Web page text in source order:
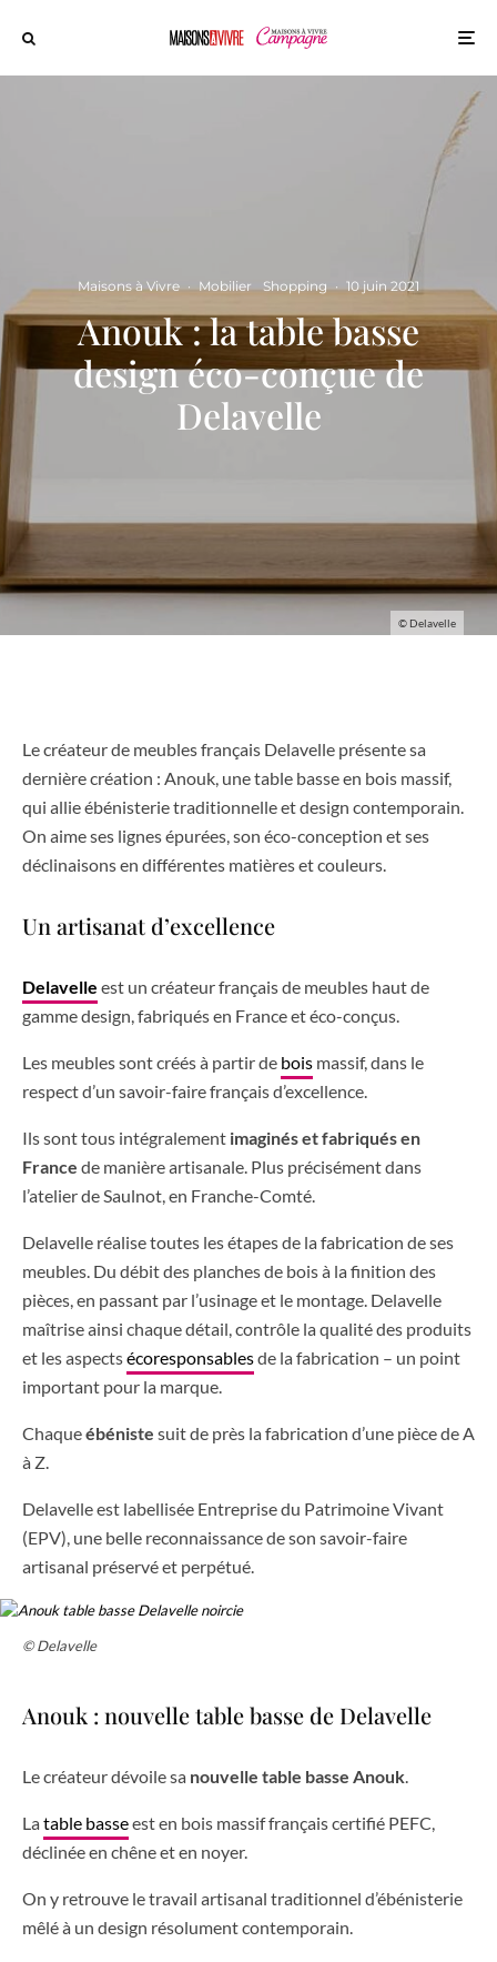
© Delavelle
Maisons à Vivre · Mobilier Shopping · 10 juin 2021
Anouk : la table basse
design éco-conçue de
Delavelle
Le créateur de meubles français Delavelle présente sa
dernière création : Anouk, une table basse en bois massif,
qui allie ébénisterie traditionnelle et design contemporain.
On aime ses lignes épurées, son éco-conception et ses
déclinaisons en différentes matières et couleurs.
Un artisanat d’excellence
Delavelle est un créateur français de meubles haut de
gamme design, fabriqués en France et éco-conçus.
Les meubles sont créés à partir de bois massif, dans le
respect d’un savoir-faire français d’excellence.
Ils sont tous intégralement imaginés et fabriqués en
France de manière artisanale. Plus précisément dans
l’atelier de Saulnot, en Franche-Comté.
Delavelle réalise toutes les étapes de la fabrication de ses
meubles. Du débit des planches de bois à la finition des
pièces, en passant par l’usinage et le montage. Delavelle
maîtrise ainsi chaque détail, contrôle la qualité des produits
et les aspectsécoresponsablesde la fabrication – un point
important pour la marque.
Chaqueébéniste suit de près la fabrication d’une pièce de A
à Z.
Delavelle est labellisée Entreprise du Patrimoine Vivant
(EPV), une belle reconnaissance de son savoir-faire
artisanal préservé et perpétué.
© Delavelle
Anouk : nouvelle table basse de Delavelle
Le créateur dévoile sa nouvelle table basse Anouk.
Latable basseest en bois massif français certifié PEFC,
déclinée en chêne et en noyer.
On y retrouve le travail artisanal traditionnel d’ébénisterie
mêlé à un design résolument contemporain.